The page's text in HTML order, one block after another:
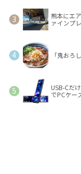
熊本にエ
ァインプレ
「鬼おろ
USB-Cだ
でPCケー